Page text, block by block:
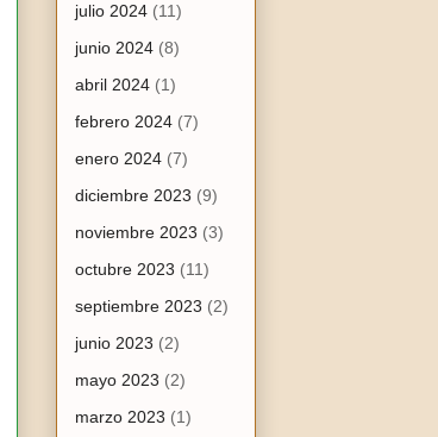
julio 2024 (11)
junio 2024 (8)
abril 2024 (1)
febrero 2024 (7)
enero 2024 (7)
diciembre 2023 (9)
noviembre 2023 (3)
octubre 2023 (11)
septiembre 2023 (2)
junio 2023 (2)
mayo 2023 (2)
marzo 2023 (1)